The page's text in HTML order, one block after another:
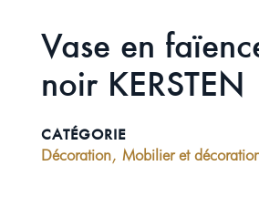
Vase en
noir KERSTEN
CATÉGORIE
Décoration, Mobilier et